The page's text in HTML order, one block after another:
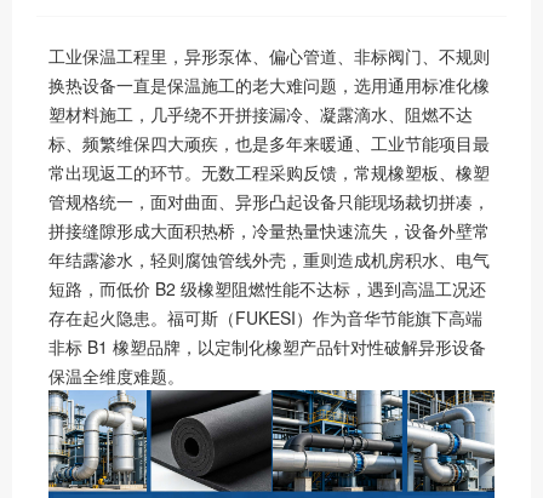
工业保温工程里，异形泵体、偏心管道、非标阀门、不规则
换热设备一直是保温施工的老大难问题，选用通用标准化橡
塑材料施工，几乎绕不开拼接漏冷、凝露滴水、阻燃不达
标、频繁维保四大顽疾，也是多年来暖通、工业节能项目最
常出现返工的环节。无数工程采购反馈，常规橡塑板、橡塑
管规格统一，面对曲面、异形凸起设备只能现场裁切拼凑，
拼接缝隙形成大面积热桥，冷量热量快速流失，设备外壁常
年结露渗水，轻则腐蚀管线外壳，重则造成机房积水、电气
短路，而低价 B2 级橡塑阻燃性能不达标，遇到高温工况还
存在起火隐患。福可斯（FUKESI）作为音华节能旗下高端
非标 B1 橡塑品牌，以定制化橡塑产品针对性破解异形设备
保温全维度难题。